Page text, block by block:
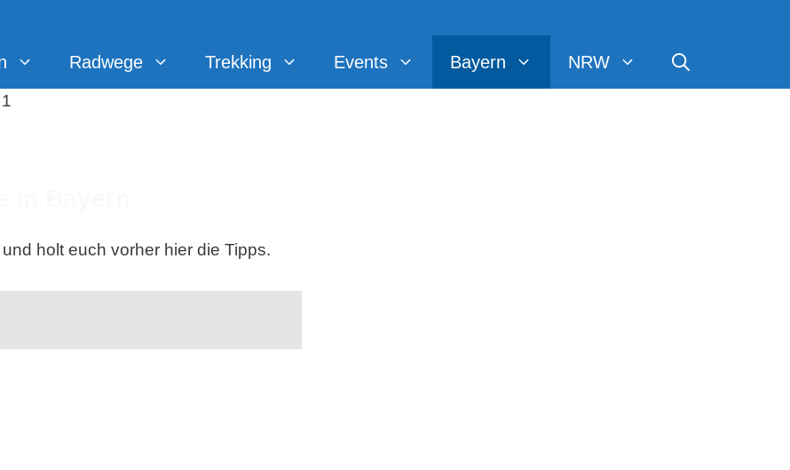
Radwege Trekking Events Bayern NRW
holt euch vorher hier die Tipps.